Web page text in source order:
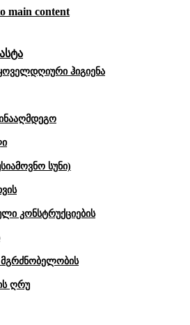
main content
ჰიგიენა
სუნი)
კონსტრუქციების
ღრუ